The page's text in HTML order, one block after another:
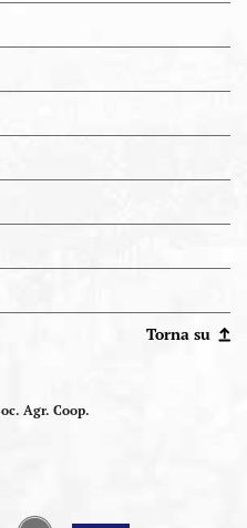
Torna su
Agr. Coop.